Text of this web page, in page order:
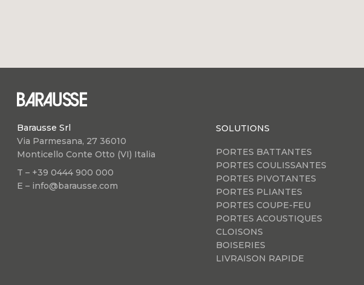
Barausse Srl
Via Parmesana, 27 36010
Monticello Conte Otto (VI) Italia
T – +39 0444 900 000
E – info@barausse.com
SOLUTIONS
PORTES BATTANTES
PORTES COULISSANTES
PORTES PIVOTANTES
PORTES PLIANTES
BOISERIES
CLOISONS
PORTES COUPE-FEU
PORTES ACOUSTIQUES
LIVRAISON RAPIDE